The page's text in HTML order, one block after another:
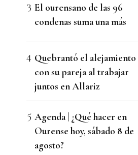
El ourensano de las 96
condenas suma una más
Quebrantó el alejamiento
con su pareja al trabajar
juntos en Allariz
Agenda | ¿Qué hacer en
Ourense hoy, sábado 8 de
agosto?